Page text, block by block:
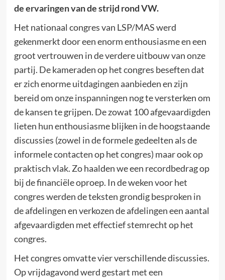
de ervaringen van de strijd rond VW.
Het nationaal congres van LSP/MAS werd
gekenmerkt door een enorm enthousiasme en een
groot vertrouwen in de verdere uitbouw van onze
partij. De kameraden op het congres beseften dat
er zich enorme uitdagingen aanbieden en zijn
bereid om onze inspanningen nog te versterken om
de kansen te grijpen. De zowat 100 afgevaardigden
lieten hun enthousiasme blijken in de hoogstaande
discussies (zowel in de formele gedeelten als de
informele contacten op het congres) maar ook op
praktisch vlak. Zo haalden we een recordbedrag op
bij de financiële oproep. In de weken voor het
congres werden de teksten grondig besproken in
de afdelingen en verkozen de afdelingen een aantal
afgevaardigden met effectief stemrecht op het
congres.
Het congres omvatte vier verschillende discussies.
Op vrijdagavond werd gestart met een